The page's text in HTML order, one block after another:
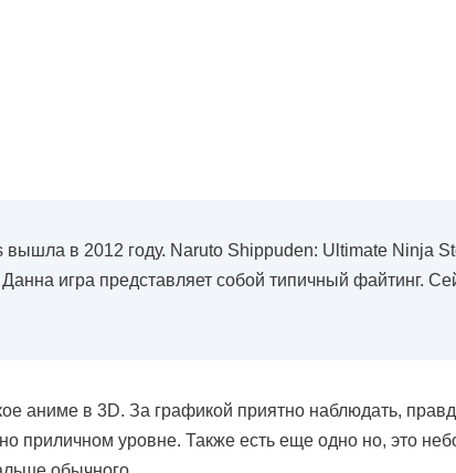
в 2012 году. Naruto Shippuden: Ultimate Ninja
игра представляет собой типичный файтинг.
аниме в 3D. За графикой приятно наблюдать,
приличном уровне. Также есть еще одно но, это